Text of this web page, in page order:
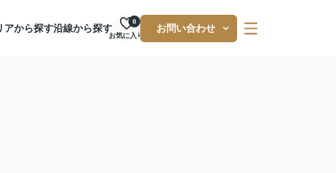
アから探す沿線から探す
お気に入り
0
お問い合わせ